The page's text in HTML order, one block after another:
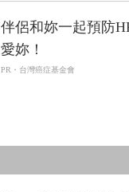
伴侶和妳一起預防
愛妳！
PR・台灣癌症基金會